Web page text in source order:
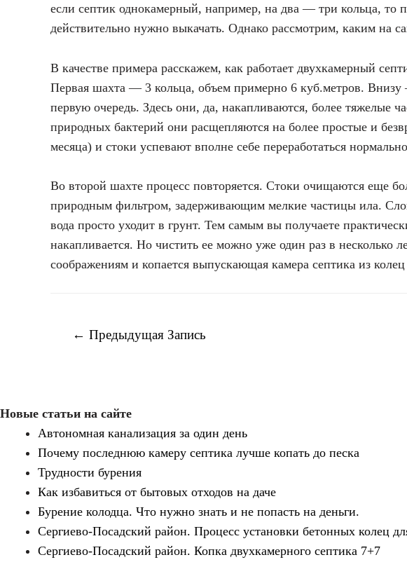
если септик однокамерный, например, на два — три кольца, то
действительно нужно выкачать. Однако рассмотрим, каким на
В качестве примера расскажем, как работает двухкамерный
Первая шахта — 3 кольца, объем примерно 6 куб.метров.
первую очередь. Здесь они, да, накапливаются, более тяжелые
природных бактерий они расщепляются на более простые и
месяца) и стоки успевают вполне себе переработаться
Во второй шахте процесс повторяется. Стоки очищаются еще
природным фильтром, задерживающим мелкие частицы ила.
вода просто уходит в грунт. Тем самым вы получаете
накапливается. Но чистить ее можно уже один раз в несколько
соображениям и копается выпускающая камера септика из колец
Навигация
← Предыдущая Запись
Новые статьи на сайте
Автономная канализация за один день
Почему последнюю камеру септика лучше копать до песка
Трудности бурения
Как избавиться от бытовых отходов на даче
Бурение колодца. Что нужно знать и не попасть на деньги.
Сергиево-Посадский район. Процесс установки бетонных колец
Сергиево-Посадский район. Копка двухкамерного септика 7+7